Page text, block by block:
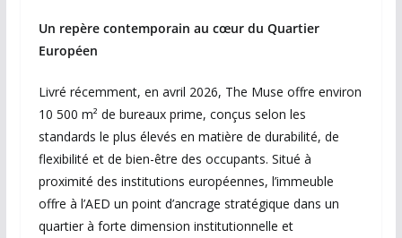
Un repère contemporain au cœur du Quartier
Européen
Livré récemment, en avril 2026, The Muse offre environ
10 500 m² de bureaux prime, conçus selon les
standards le plus élevés en matière de durabilité, de
flexibilité et de bien-être des occupants. Situé à
proximité des institutions européennes, l’immeuble
offre à l’AED un point d’ancrage stratégique dans un
quartier à forte dimension institutionnelle et